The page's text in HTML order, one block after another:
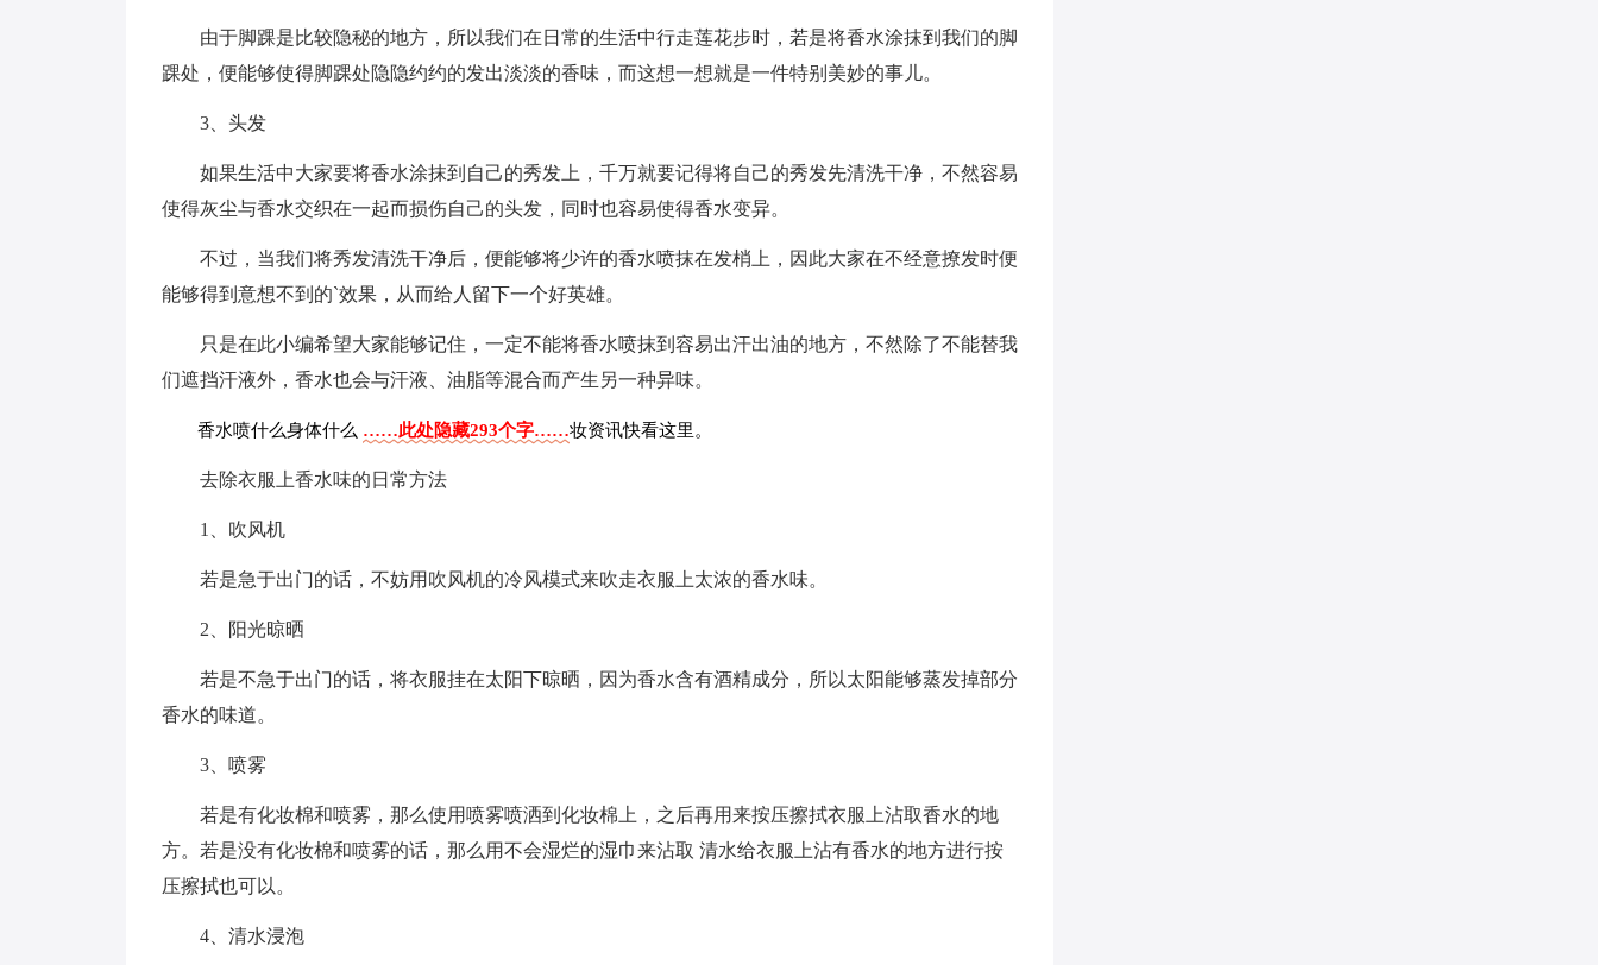
由于脚踝是比较隐秘的地方，所以我们在日常的生活中行走莲花步时，若是将香水涂抹到我们的脚
踝处，便能够使得脚踝处隐隐约约的发出淡淡的香味，而这想一想就是一件特别美妙的事儿。
3、头发
如果生活中大家要将香水涂抹到自己的秀发上，千万就要记得将自己的秀发先清洗干净，不然容易
使得灰尘与香水交织在一起而损伤自己的头发，同时也容易使得香水变异。
不过，当我们将秀发清洗干净后，便能够将少许的香水喷抹在发梢上，因此大家在不经意撩发时便
能够得到意想不到的`效果，从而给人留下一个好英雄。
只是在此小编希望大家能够记住，一定不能将香水喷抹到容易出汗出油的地方，不然除了不能替我
们遮挡汗液外，香水也会与汗液、油脂等混合而产生另一种异味。
香水喷什么身体什么 ……此处隐藏293个字……妆资讯快看这里。
去除衣服上香水味的日常方法
1、吹风机
若是急于出门的话，不妨用吹风机的冷风模式来吹走衣服上太浓的香水味。
2、阳光晾晒
若是不急于出门的话，将衣服挂在太阳下晾晒，因为香水含有酒精成分，所以太阳能够蒸发掉部分
香水的味道。
3、喷雾
若是有化妆棉和喷雾，那么使用喷雾喷洒到化妆棉上，之后再用来按压擦拭衣服上沾取香水的地
方。若是没有化妆棉和喷雾的话，那么用不会湿烂的湿巾来沾取 清水给衣服上沾有香水的地方进行按
压擦拭也可以。
4、清水浸泡